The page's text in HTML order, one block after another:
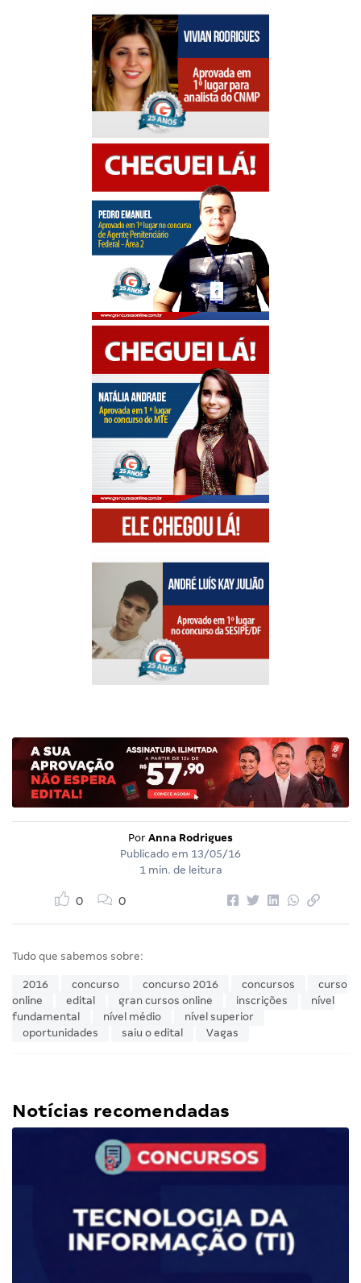
Por Anna Rodrigues
Publicado em 13/05/16
1 min. de leitura
0 0
Tudo que sabemos sobre:
2016 concurso concurso 2016 concursos
curso
online
edital gran cursos online inscrições
nível
fundamental
nível médio
nível superior
oportunidades
saiu o edital Vagas
Notícias recomendadas